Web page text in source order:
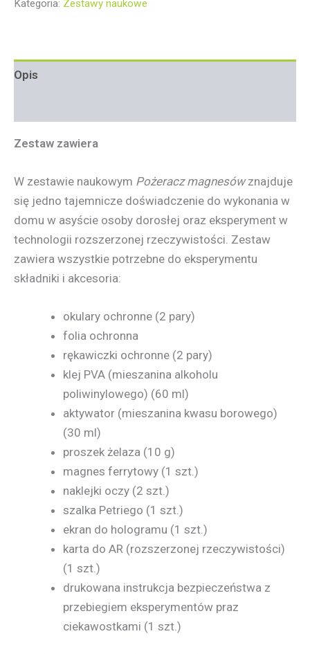
Kategoria: Zestawy naukowe
Opis
Zestaw zawiera
W zestawie naukowym Pożeracz magnesówznajduje
się jedno tajemnicze doświadczenie do wykonania w
domu w asyście osoby dorosłej oraz eksperyment w
technologii rozszerzonej rzeczywistości. Zestaw
zawiera wszystkie potrzebne do eksperymentu
składniki i akcesoria:
okulary ochronne (2 pary)
folia ochronna
rękawiczki ochronne (2 pary)
klej PVA (mieszanina alkoholu
poliwinylowego) (60 ml)
aktywator (mieszanina kwasu borowego)
(30 ml)
proszek żelaza (10 g)
magnes ferrytowy (1 szt.)
naklejki oczy (2 szt.)
szalka Petriego (1 szt.)
ekran do hologramu (1 szt.)
karta do AR (rozszerzonej rzeczywistości)
(1 szt.)
drukowana instrukcja bezpieczeństwa z
przebiegiem eksperymentów praz
ciekawostkami (1 szt.)